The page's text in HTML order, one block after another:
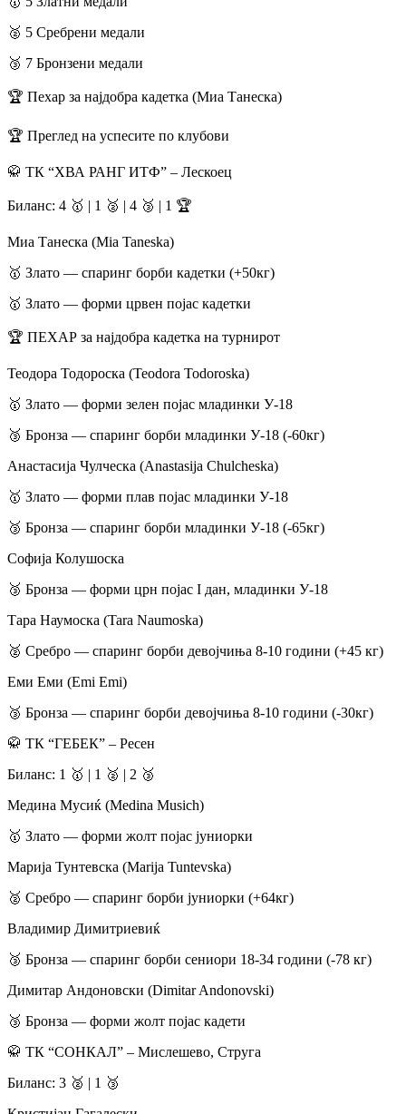
​🥈 5 Сребрени медали
​🥉 7 Бронзени медали
​🏆 Пехар за најдобра кадетка (Миа Танеска)
​🏆 Преглед на успесите по клубови
​🥋 ТК “ХВА РАНГ ИТФ” – Лескоец
​Биланс: 4 🥇 | 1 🥈 | 4 🥉 | 1 🏆
​Миа Танеска (Mia Taneska)
​🥇 Злато — спаринг борби кадетки (+50кг)
​🥇 Злато — форми црвен појас кадетки
​🏆 ПЕХАР за најдобра кадетка на турнирот
​Теодора Тодороска (Teodora Todoroska)
​🥇 Злато — форми зелен појас младинки У-18
​🥉 Бронза — спаринг борби младинки У-18 (-60кг)
​Анастасија Чулческа (Anastasija Chulcheska)
​🥇 Злато — форми плав појас младинки У-18
​🥉 Бронза — спаринг борби младинки У-18 (-65кг)
​Софија Колушоска
​🥉 Бронза — форми црн појас I дан, младинки У-18
​Тара Наумоска (Tara Naumoska)
​🥈 Сребро — спаринг борби девојчиња 8-10 години (+45 кг)
​Еми Еми (Emi Emi)
​🥉 Бронза — спаринг борби девојчиња 8-10 години (-30кг)
​🥋 ТК “ГЕБЕК” – Ресен
​Биланс: 1 🥇 | 1 🥈 | 2 🥉
​Медина Мусиќ (Medina Musich)
​🥇 Злато — форми жолт појас јуниорки
​Марија Тунтевска (Marija Tuntevska)
​🥈 Сребро — спаринг борби јуниорки (+64кг)
​Владимир Димитриевиќ
​🥉 Бронза — спаринг борби сениори 18-34 години (-78 кг)
​Димитар Андоновски (Dimitar Andonovski)
​🥉 Бронза — форми жолт појас кадети
​🥋 ТК “СОНКАЛ” – Мислешево, Струга
​Биланс: 3 🥈 | 1 🥉